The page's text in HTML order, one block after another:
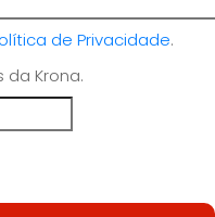
de Privacidade.
Krona.